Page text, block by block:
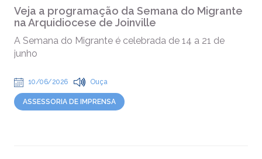
Veja a programação da Semana do Migrante
na Arquidiocese de Joinville
A Semana do Migrante é celebrada de 14 a 21 de
junho
10/06/2026 Ouça
ASSESSORIA DE IMPRENSA